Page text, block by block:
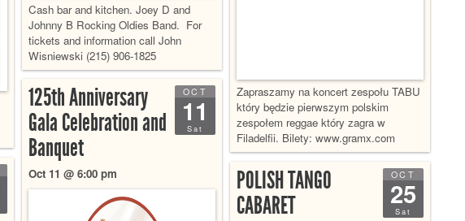
Cash bar and kitchen. Joey D and
Johnny B Rocking Oldies Band. For
tickets and information call John
Wisniewski (215) 906-1825
Zapraszamy na koncert zespołu TABU
który będzie pierwszym polskim
zespołem reggae który zagra w
Filadelfii. Bilety: www.gramx.com
OCT
11
Sat
125th Anniversary
Gala Celebration and
Banquet
Oct 11 @ 6:00 pm OCT
25
Sat
POLISH TANGO
CABARET